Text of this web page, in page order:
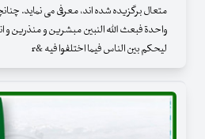
متعال برگزیده شده اند، معرفی می نماید.
واحدة فبعث الله النبین مبشرین و منذرین و
لیحکم بین الناس فیما اختلفوا فیه &r